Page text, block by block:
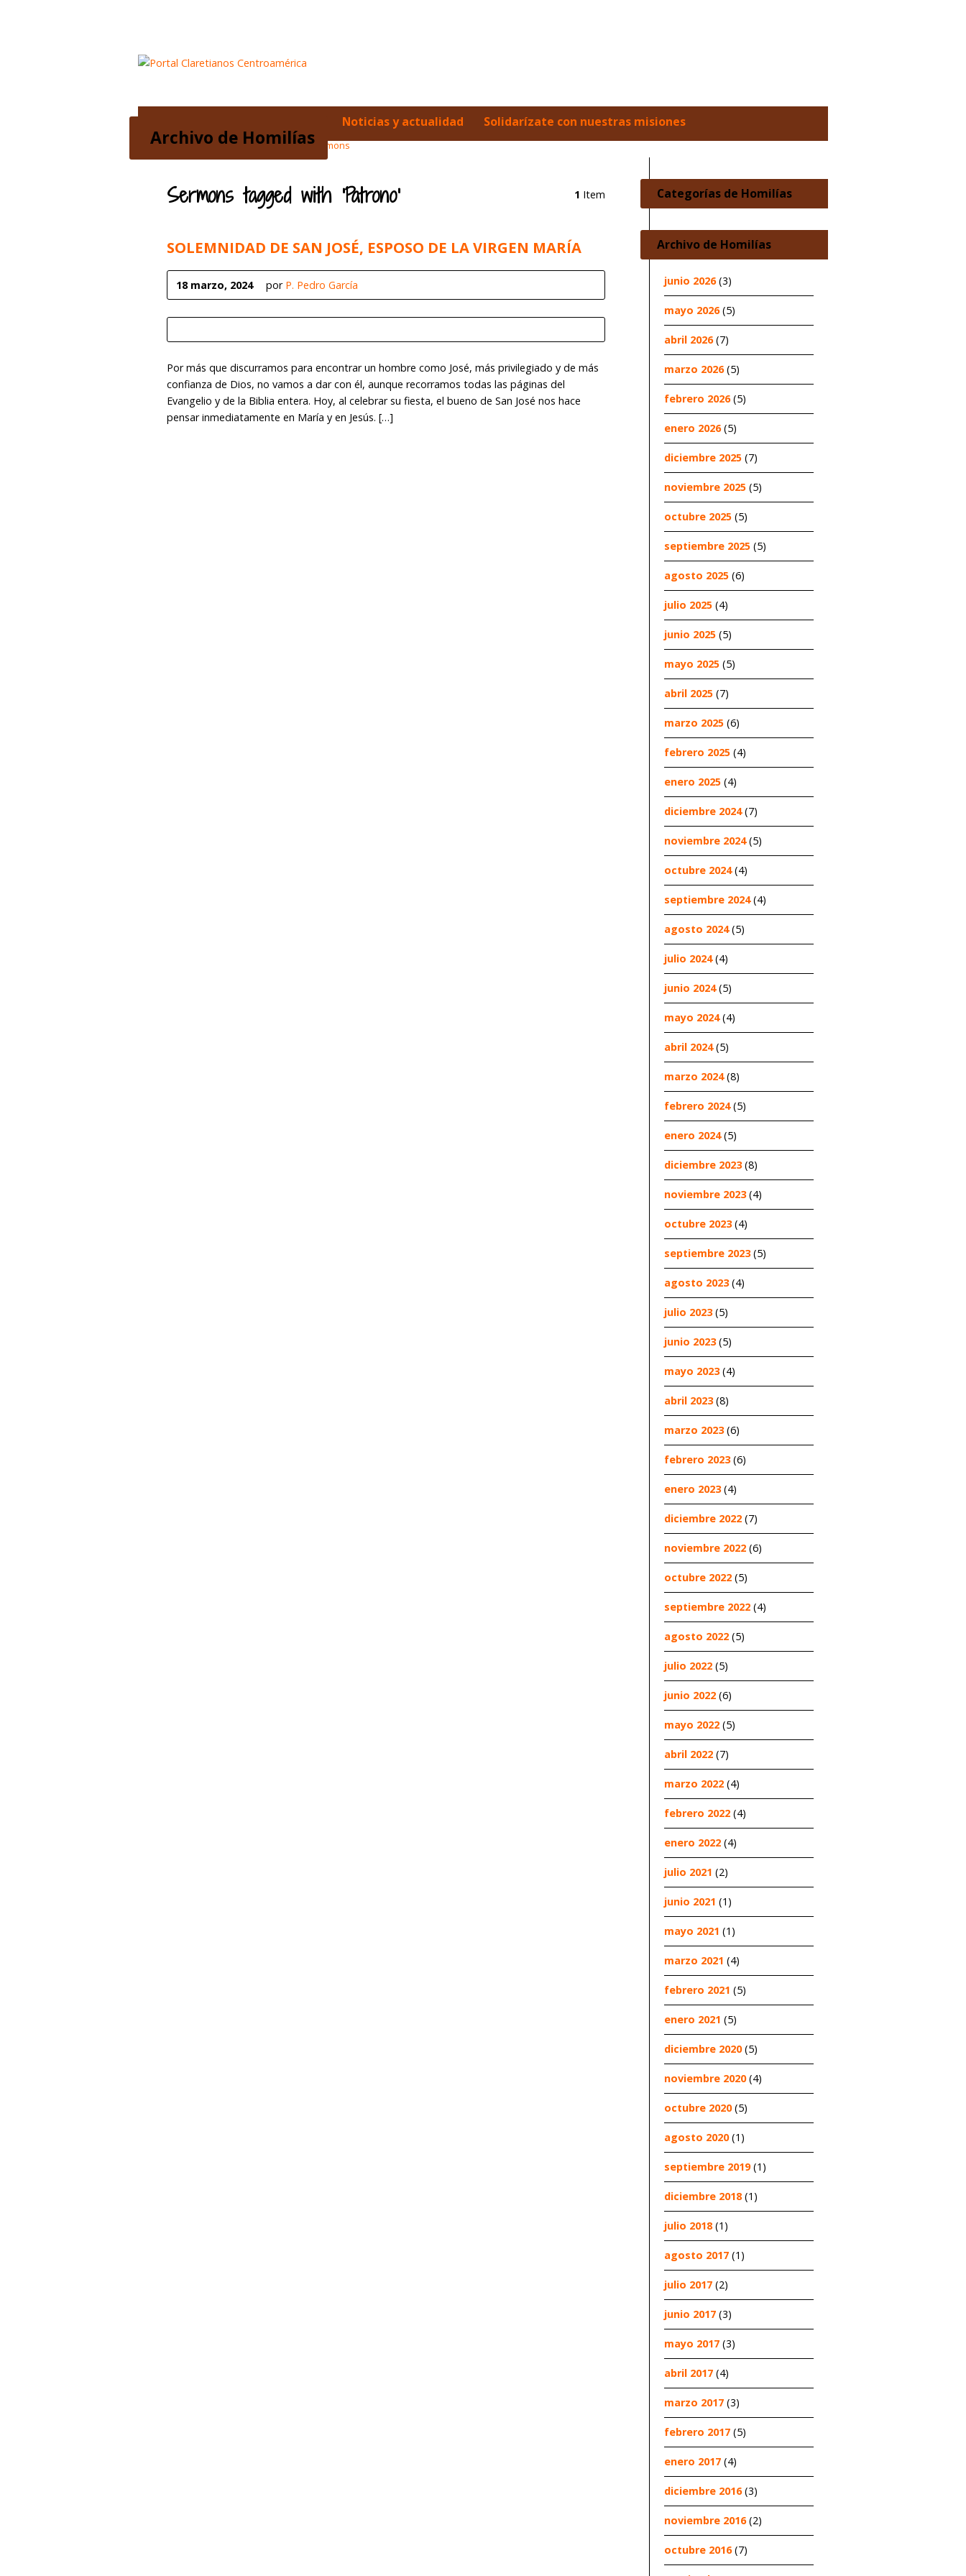
Noticias y actualidad Solidarízate con nuestras misiones
Archivo de Homilías
Home> Archivo de Homilías> Tagged Sermons
Sermons tagged with ‘Patrono’ 1 Item
SOLEMNIDAD DE SAN JOSÉ, ESPOSO DE LA VIRGEN MARÍA
18 marzo, 2024 por P. Pedro García
Por más que discurramos para encontrar un hombre como José, más privilegiado y de más
confianza de Dios, no vamos a dar con él, aunque recorramos todas las páginas del
Evangelio y de la Biblia entera. Hoy, al celebrar su fiesta, el bueno de San José nos hace
pensar inmediatamente en María y en Jesús. […]
Categorías de Homilías
Archivo de Homilías
junio 2026(3)
mayo 2026(5)
abril 2026(7)
marzo 2026(5)
febrero 2026(5)
enero 2026(5)
diciembre 2025 (7)
noviembre 2025 (5)
octubre 2025 (5)
septiembre 2025 (5)
agosto 2025 (6)
julio 2025 (4)
junio 2025 (5)
mayo 2025 (5)
abril 2025 (7)
marzo 2025 (6)
febrero 2025 (4)
enero 2025 (4)
diciembre 2024(7)
noviembre 2024(5)
octubre 2024(4)
septiembre 2024(4)
agosto 2024(5)
julio 2024(4)
junio 2024(5)
mayo 2024(4)
abril 2024(5)
marzo 2024(8)
febrero 2024(5)
enero 2024(5)
diciembre 2023(8)
noviembre 2023(4)
octubre 2023(4)
septiembre 2023(5)
agosto 2023(4)
julio 2023(5)
junio 2023(5)
mayo 2023(4)
abril 2023(8)
marzo 2023(6)
febrero 2023(6)
enero 2023(4)
diciembre 2022 (7)
noviembre 2022 (6)
octubre 2022 (5)
septiembre 2022 (4)
agosto 2022 (5)
julio 2022 (5)
junio 2022 (6)
mayo 2022 (5)
abril 2022 (7)
marzo 2022 (4)
febrero 2022 (4)
enero 2022 (4)
julio 2021 (2)
junio 2021 (1)
mayo 2021 (1)
marzo 2021 (4)
febrero 2021 (5)
enero 2021 (5)
diciembre 2020(5)
noviembre 2020(4)
octubre 2020(5)
agosto 2020(1)
septiembre 2019(1)
diciembre 2018(1)
julio 2018(1)
agosto 2017 (1)
julio 2017 (2)
junio 2017 (3)
mayo 2017 (3)
abril 2017 (4)
marzo 2017 (3)
febrero 2017 (5)
enero 2017 (4)
diciembre 2016(3)
noviembre 2016(2)
octubre 2016(7)